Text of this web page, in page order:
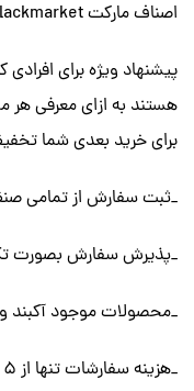
اصناف مارکت Blackmarket
پیشنهاد ویژه برای
هستند به ازای معرفی هر
برای خرید بعدی شما
_ثبت سفارش از تمامی
_پذیرش سفارش بصورت
_محصولات موجود آکبند
_هزینه سفارشات تنها از ۵ فروشگاه بصورت پرداخت در محل